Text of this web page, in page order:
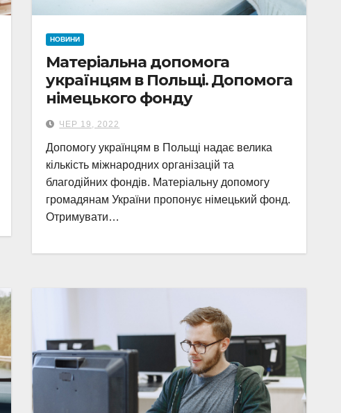
НОВИНИ
Матеріальна допомога
українцям в Польщі. Допомога
німецького фонду
ЧЕР 19, 2022
Допомогу українцям в Польщі надає велика
кількість міжнародних організацій та
благодійних фондів. Матеріальну допомогу
громадянам України пропонує німецький фонд.
Отримувати…